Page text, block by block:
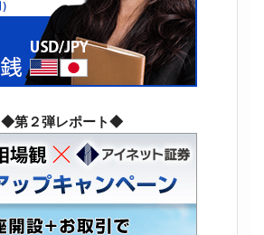
◆第２弾レポート◆